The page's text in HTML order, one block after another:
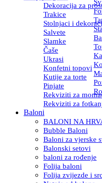
Dekoracija za
Trakice
Stolnjaci i
Salvete
Slamke
Čaše
Ukrasi
Konfetni topovi
Kutije za torte
Pinjate
Rekviziti za
Rekviziti za
Baloni
BALONI NA
Bubble Baloni
Baloni za vjerske
Balonski setovi
baloni za rođenje
Folija baloni
Folija zvijezde i